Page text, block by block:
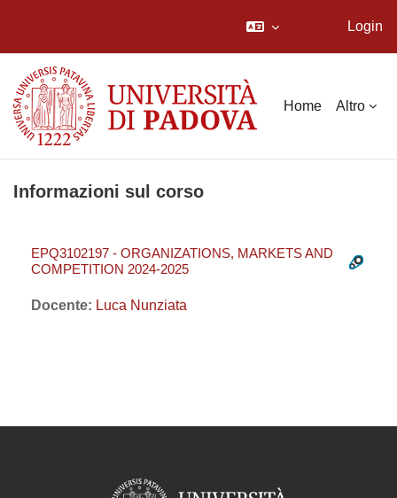
Login
Home Altro
Informazioni sul corso
EPQ3102197 - ORGANIZATIONS, MARKETS AND
COMPETITION 2024-2025
Docente: Luca Nunziata